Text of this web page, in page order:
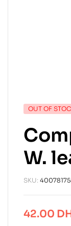
OUT OF
W.
SKU:
42.00